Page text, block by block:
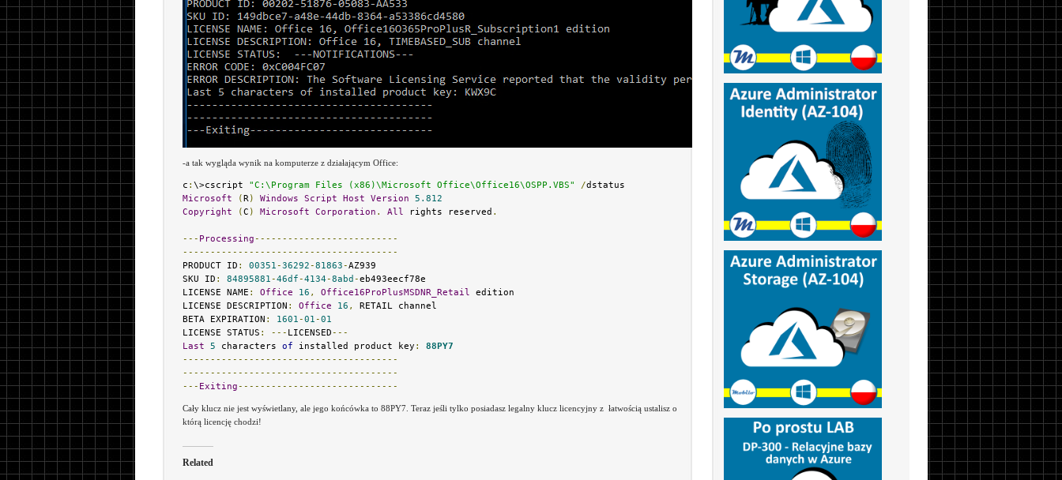
-a tak wygląda wynik na komputerze z działającym Office:
c : \>cscript "C:\Program Files (x86)\Microsoft Office\Office16\OSPP.VBS" /
Microsoft
(R) Windows Script Host Version
5.812
Copyright
(C ) Microsoft Corporation . All rights reserved .
--- Processing--------------------------
---------------------------------------
PRODUCT ID : 00351-36292-81863-AZ939
SKU ID : 84895881-46df-4134-8abd -eb493eecf78e
LICENSE NAME : Office 16 , Office16ProPlusMSDNR_Retail edition
LICENSE DESCRIPTION : Office 16 ,
RETAIL channel
BETA EXPIRATION : 1601-01-01
LICENSE STATUS : --- LICENSED---
Last
5 characters of installed product key :
88PY7
---------------------------------------
---------------------------------------
--- Exiting-----------------------------
Cały klucz nie jest wyświetlany, ale jego końcówka to 88PY7. Teraz jeśli tylko posiadasz legalny klucz licencyjny z łatwością ustalisz o
którą licencję chodzi!
Related